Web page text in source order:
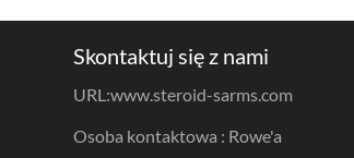
Skontaktuj się z nami
URL:www.steroid-sarms.com
Osoba kontaktowa : Rowe'a